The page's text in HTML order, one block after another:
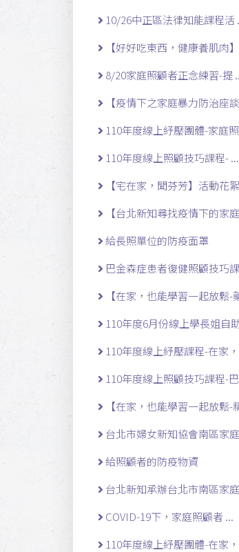
10/26中正區法律知能課程活
【好好吃東西，健康養肌肉
8/20家庭照顧者正念練習-提
【疫情下之家庭暴力防治座談
110年度線上紓壓團體-家庭
110年度線上照顧技巧課程- ...
【宅在家，聞芬芳】活動花絮
【台北新知尋找疫情下的家
給長照單位的防疫面罩
巴金森症患者復健照顧技巧
【在家，也能學習一起放鬆-
110年度6月份線上學長姐自
110年度線上紓壓課程-在家
110年度線上照顧技巧課程-
【在家，也能學習一起放鬆-
台北市婦女新知協會南區家
給照顧者的防疫物資
台北新知承辦台北市南區家
COVID-19下，家庭照顧者 ...
110年度線上紓壓團體-在家